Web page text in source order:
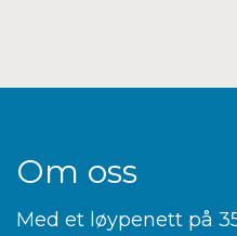
Om oss
Med et løypenett på